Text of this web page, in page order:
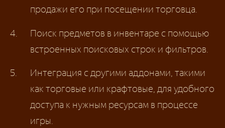
продажи его при посещении торговца.
Поиск предметов в инвентаре с помощью
встроенных поисковых строк и фильтров.
Интеграция с другими аддонами, такими
как торговые или крафтовые, для удобного
доступа к нужным ресурсам в процессе
игры.